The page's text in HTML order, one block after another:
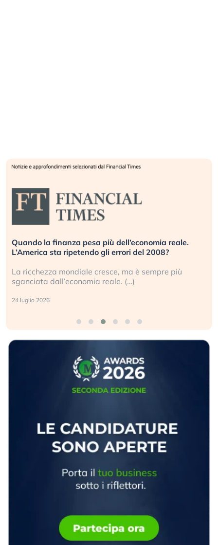
Quando la finanza pesa più dell’economia reale.
L’America sta ripetendo gli errori del 2008?
La ricchezza mondiale cresce, ma è sempre più
sganciata dall’economia reale. (…)
24 luglio 2026